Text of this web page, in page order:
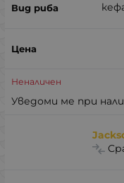
Неналичен
Уведоми ме при